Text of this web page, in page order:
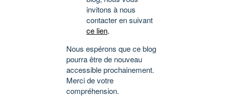
invitons à nous
contacter en suivant
ce lien.
Nous espérons que ce blog
pourra être de nouveau
accessible prochainement.
Merci de votre
compréhension.